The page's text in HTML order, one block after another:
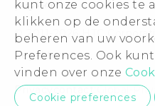
kunt onze cookies te
klikken op de
beheren van uw
Preferences. Ook
vinden over onze
Cookie preferences
English - Safety
Cookie Preferences
Vacatures
Security and Privacy
© 2011-2026 HTC
Legal terms
Privacycontact:Global-